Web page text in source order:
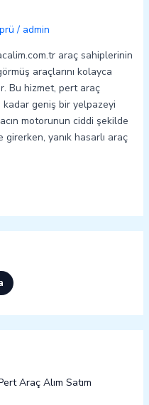
/ admin
araç sahiplerinin
araçlarını kolayca
Bu hizmet, pert araç
kadar geniş bir yelpazeyi
motorunun ciddi şekilde
yanık hasarlı araç
Araç Alım Satım